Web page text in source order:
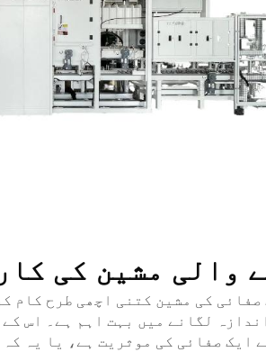
والی مشین کی
صفائی کی مشین کتنی اچھی طرح کام
لگانے میں بہت اہم ہے۔ اس
ایک صفائی کی موثریت ہے، یا یہ